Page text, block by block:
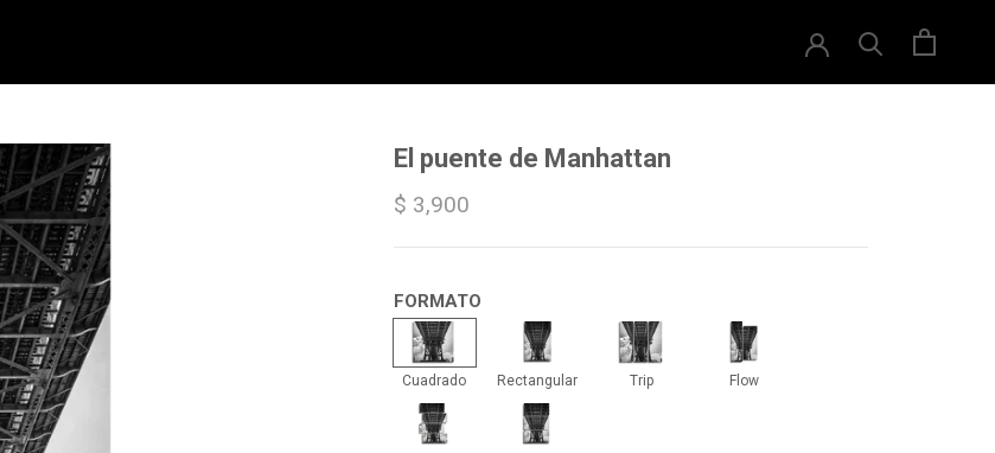
El puente de Manhattan
$ 3,900
FORMATO
Cuadrado
Cuadrado
Rectangular
Rectangular
Trip
Trip
Flow
Flow
Denali Verti